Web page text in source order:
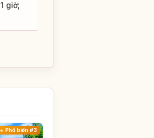
giờ;
Phổ biến #3